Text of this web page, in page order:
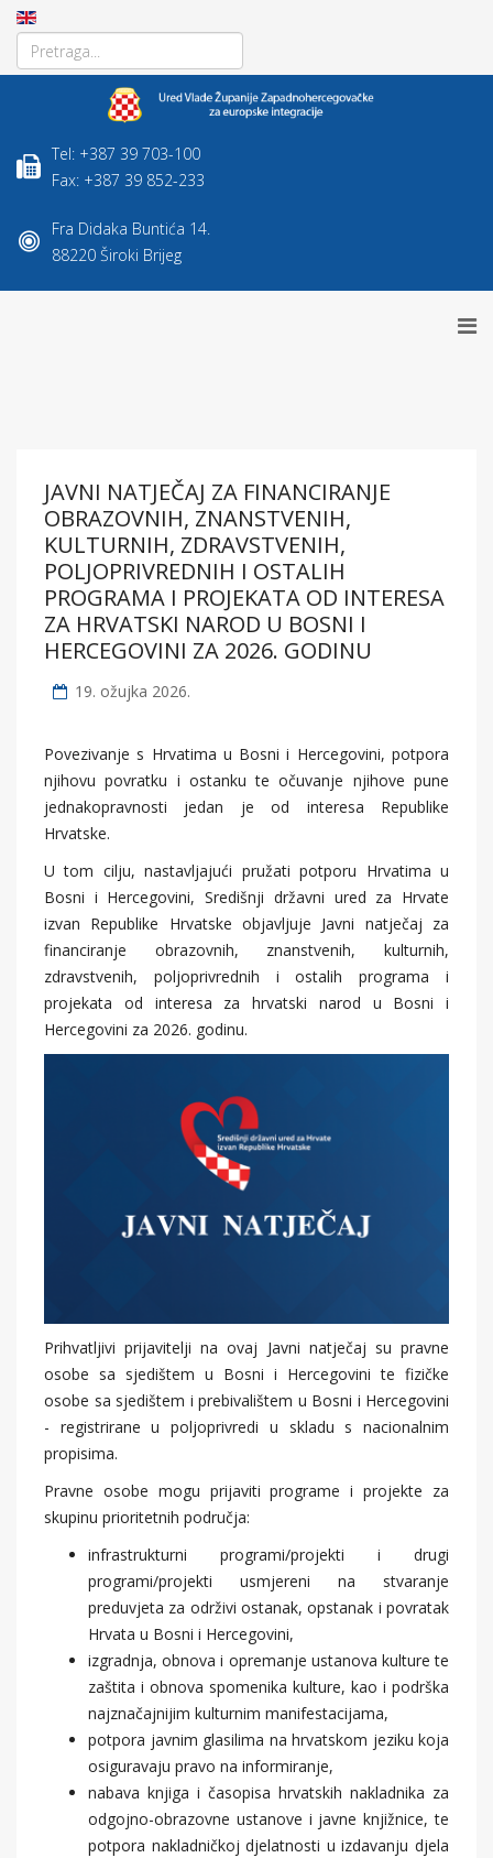
Tel: +387 39 703-100
Fax: +387 39 852-233
Fra Didaka Buntića 14.
88220 Široki Brijeg
JAVNI NATJEČAJ ZA FINANCIRANJE
OBRAZOVNIH, ZNANSTVENIH,
KULTURNIH, ZDRAVSTVENIH,
POLJOPRIVREDNIH I OSTALIH
PROGRAMA I PROJEKATA OD INTERESA
ZA HRVATSKI NAROD U BOSNI I
HERCEGOVINI ZA 2026. GODINU
19. ožujka 2026.
Povezivanje s Hrvatima u Bosni i Hercegovini, potpora
njihovu povratku i ostanku te očuvanje njihove pune
jednakopravnosti jedan je od interesa Republike
Hrvatske.
U tom cilju, nastavljajući pružati potporu Hrvatima u
Bosni i Hercegovini, Središnji državni ured za Hrvate
izvan Republike Hrvatske objavljuje Javni natječaj za
financiranje obrazovnih, znanstvenih, kulturnih,
zdravstvenih, poljoprivrednih i ostalih programa i
projekata od interesa za hrvatski narod u Bosni i
Hercegovini za 2026. godinu.
Prihvatljivi prijavitelji na ovaj Javni natječaj su pravne
osobe sa sjedištem u Bosni i Hercegovini te fizičke
osobe sa sjedištem i prebivalištem u Bosni i Hercegovini
- registrirane u poljoprivredi u skladu s nacionalnim
propisima.
Pravne osobe mogu prijaviti programe i projekte za
skupinu prioritetnih područja:
infrastrukturni programi/projekti i drugi
programi/projekti usmjereni na stvaranje
preduvjeta za održivi ostanak, opstanak i povratak
Hrvata u Bosni i Hercegovini,
izgradnja, obnova i opremanje ustanova kulture te
zaštita i obnova spomenika kulture, kao i podrška
najznačajnijim kulturnim manifestacijama,
potpora javnim glasilima na hrvatskom jeziku koja
osiguravaju pravo na informiranje,
nabava knjiga i časopisa hrvatskih nakladnika za
odgojno-obrazovne ustanove i javne knjižnice, te
potpora nakladničkoj djelatnosti u izdavanju djela